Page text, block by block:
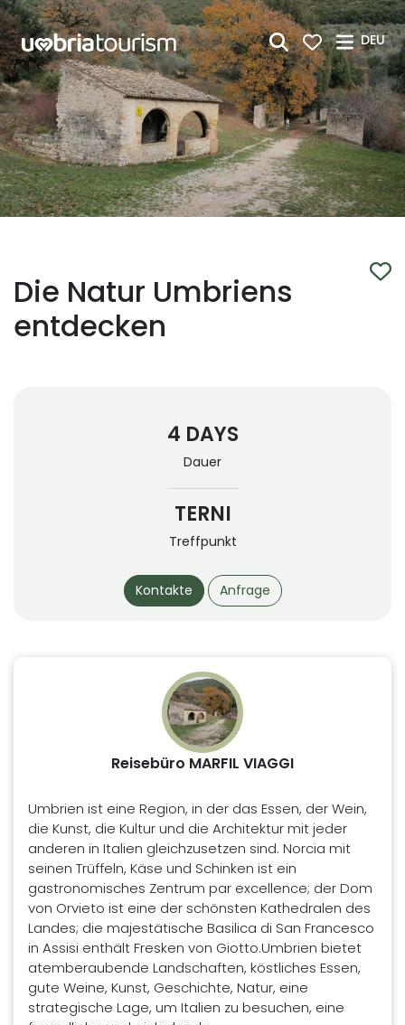
Zum Hauptinhalt springen
DEU
Die Natur Umbriens
entdecken
4 DAYS
Dauer
TERNI
Treffpunkt
Kontakte Anfrage
Reisebüro MARFIL VIAGGI
Umbrien ist eine Region, in der das Essen, der Wein,
die Kunst, die Kultur und die Architektur mit jeder
anderen in Italien gleichzusetzen sind. Norcia mit
seinen Trüffeln, Käse und Schinken ist ein
gastronomisches Zentrum par excellence; der Dom
von Orvieto ist eine der schönsten Kathedralen des
Landes; die majestätische Basilica di San Francesco
in Assisi enthält Fresken von Giotto.Umbrien bietet
atemberaubende Landschaften, köstliches Essen,
gute Weine, Kunst, Geschichte, Natur, eine
strategische Lage, um Italien zu besuchen, eine